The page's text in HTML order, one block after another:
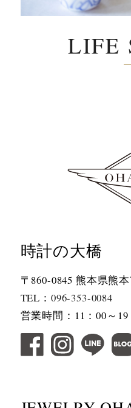
LIFE
時計の大橋
〒860-0845 熊本県熊
TEL： 096-353-0084
営業時間：11：00～19